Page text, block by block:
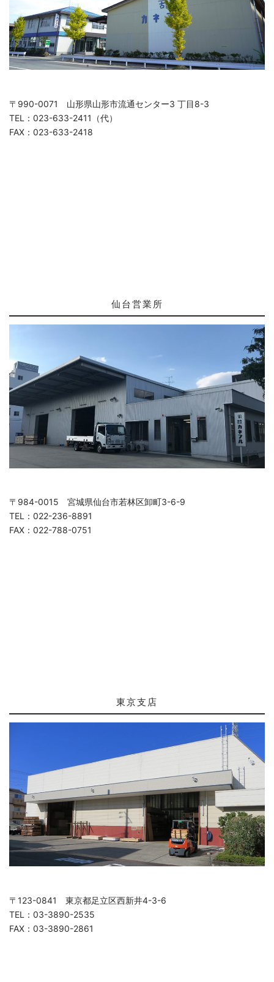
〒990-0071 山形県山形市流通センター3 丁目8-3
TEL：023-633-2411（代）
FAX：023-633-2418
仙台営業所
〒984-0015 宮城県仙台市若林区卸町3-6-9
TEL：022-236-8891
FAX：022-788-0751
東京支店
〒123-0841 東京都足立区西新井4-3-6
TEL：03-3890-2535
FAX：03-3890-2861